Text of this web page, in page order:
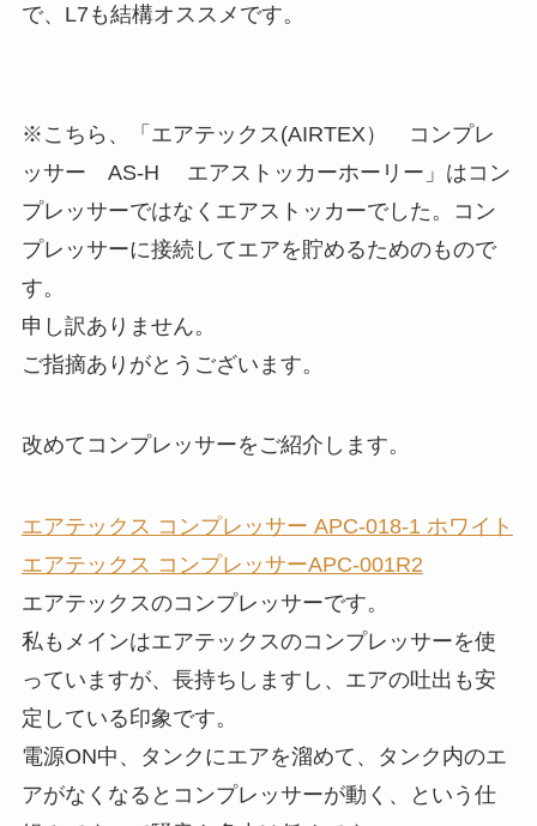
で、L7も結構オススメです。
※こちら、「エアテックス(AIRTEX） コンプレ
ッサー AS-H エアストッカーホーリー」はコン
プレッサーではなくエアストッカーでした。コン
プレッサーに接続してエアを貯めるためのもので
す。
申し訳ありません。
ご指摘ありがとうございます。
改めてコンプレッサーをご紹介します。
エアテックス コンプレッサー APC-018-1 ホワイト
エアテックス コンプレッサーAPC-001R2
エアテックスのコンプレッサーです。
私もメインはエアテックスのコンプレッサーを使
っていますが、長持ちしますし、エアの吐出も安
定している印象です。
電源ON中、タンクにエアを溜めて、タンク内のエ
アがなくなるとコンプレッサーが動く、という仕